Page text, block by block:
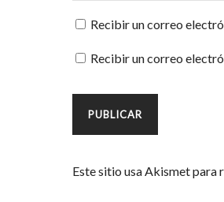
Recibir un correo
Recibir un correo
Este sitio usa Akismet para